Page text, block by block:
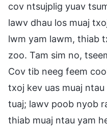
cov ntsujplig yuav
lawv dhau los muaj
lwm yam lawm, thiab
zoo. Tam sim no,
Cov tib neeg feem
txoj kev uas muaj
tuaj; lawv poob nyob
thiab muaj ntau yam